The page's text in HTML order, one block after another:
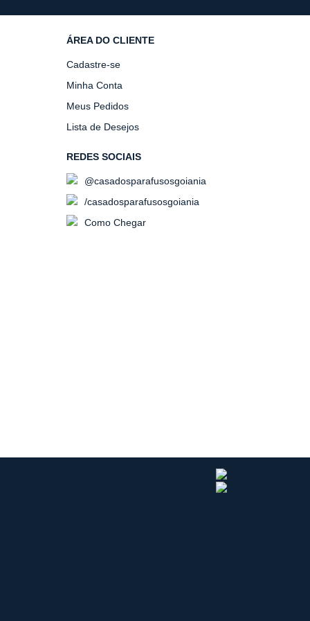
ÁREA DO CLIENTE
Cadastre-se
Minha Conta
Meus Pedidos
Lista de Desejos
REDES SOCIAIS
@casadosparafusosgoiania
/casadosparafusosgoiania
Como Chegar